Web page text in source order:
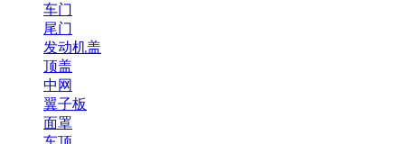
车门
尾门
发动机盖
顶盖
中网
翼子板
面罩